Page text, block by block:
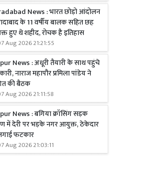
News : भारत छोड़ो आंदोलन
के 11 वर्षीय बालक सहित छह
हुए थे शहीद, रोचक है इतिहास
Aug 2026 21:21:55
News : अधूरी तैयारी के साथ पहुंचे
नाराज महापौर प्रमिला पांडेय ने
की बैठक
Aug 2026 21:11:58
News : बगिया क्रॉसिंग सड़क
में देरी पर भड़के नगर आयुक्त, ठेकेदार
फटकार
Aug 2026 21:03:11